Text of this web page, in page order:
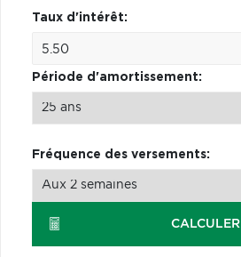
Taux d'intérêt:
Période d'amortissement:
Fréquence des versements:
CALCULER